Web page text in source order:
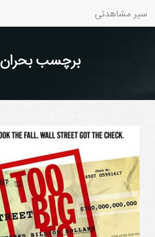
سیر مشاهدتی
برچسب بحران